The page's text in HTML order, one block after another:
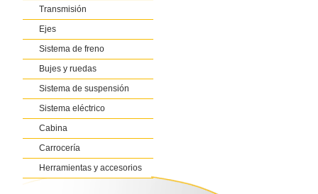
Transmisión
Ejes
Sistema de freno
Bujes y ruedas
Sistema de suspensión
Sistema eléctrico
Cabina
Carrocería
Herramientas y accesorios